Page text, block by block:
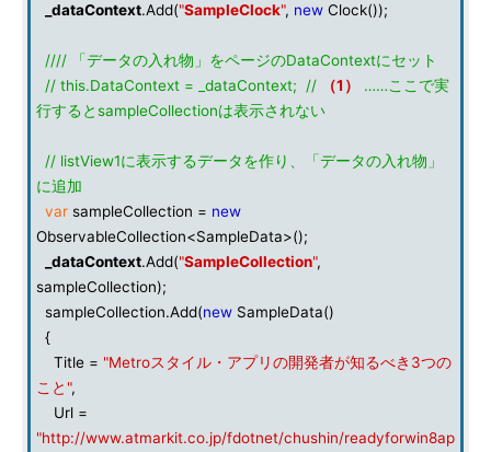
_dataContext.Add("SampleClock", new Clock());
//// 「データの入れ物」をページのDataContextにセット
// this.DataContext = _dataContext; //
（1）
……ここで実
行するとsampleCollectionは表示されない
// listView1に表示するデータを作り、「データの入れ物」
に追加
var sampleCollection = new
ObservableCollection<SampleData>();
_dataContext.Add("SampleCollection",
sampleCollection);
sampleCollection.Add(new SampleData()
{
Title = "Metroスタイル・アプリの開発者が知るべき3つの
こと",
Url =
"http://www.atmarkit.co.jp/fdotnet/chushin/readyforwin8ap